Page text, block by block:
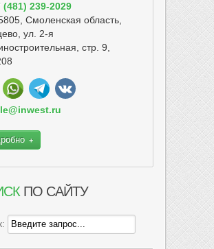
(481) 239-2029
Смоленская область,
ул. 2-я
стр. 9,
ПО САЙТУ